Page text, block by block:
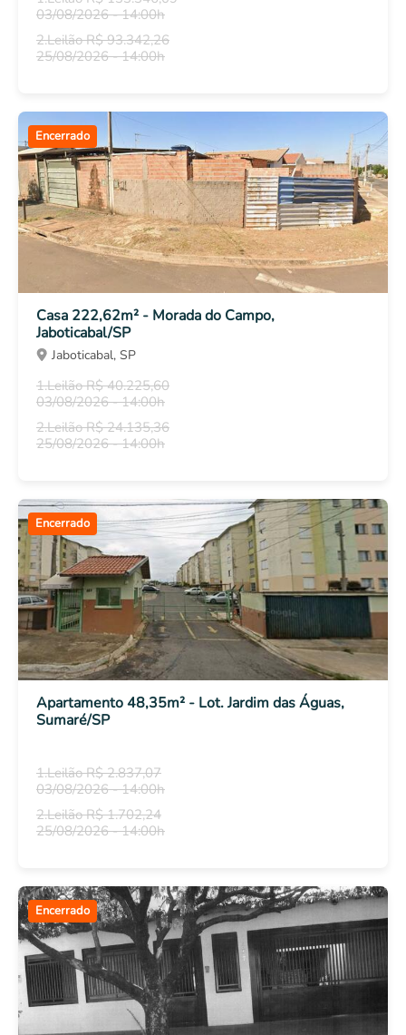
03/08/2026 - 14:00h
2.Leilão R$ 93.342,26
25/08/2026 - 14:00h
Encerrado
Casa 222,62m² - Morada do Campo,
Jaboticabal/SP
Jaboticabal, SP
1.Leilão R$ 40.225,60
03/08/2026 - 14:00h
2.Leilão R$ 24.135,36
25/08/2026 - 14:00h
Encerrado
Apartamento 48,35m² - Lot. Jardim das Águas,
Sumaré/SP
1.Leilão R$ 2.837,07
03/08/2026 - 14:00h
2.Leilão R$ 1.702,24
25/08/2026 - 14:00h
Encerrado